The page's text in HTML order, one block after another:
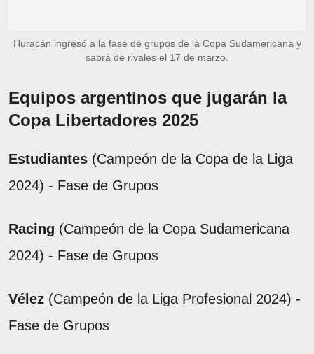
Huracán ingresó a la fase de grupos de la Copa Sudamericana y
sabrá de rivales el 17 de marzo.
Equipos argentinos que jugarán la
Copa Libertadores 2025
Estudiantes (Campeón de la Copa de la Liga
2024) - Fase de Grupos
Racing (Campeón de la Copa Sudamericana
2024) - Fase de Grupos
Vélez (Campeón de la Liga Profesional 2024) -
Fase de Grupos